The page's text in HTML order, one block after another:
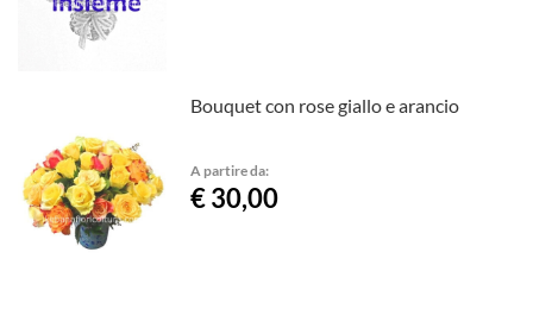
Bouquet con rose giallo e arancio
A partire da:
€ 30,00